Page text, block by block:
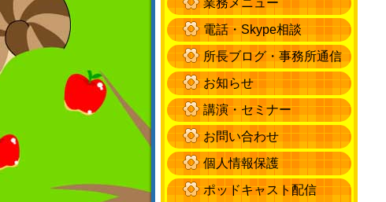
業務メニュー
電話・Skype相談
所長ブログ・事務所通信
お知らせ
講演・セミナー
お問い合わせ
個人情報保護
ポッドキャスト配信